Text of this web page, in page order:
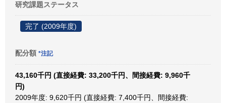
研究課題ステータス
完了 (2009年度)
配分額 *注記
43,160千円 (直接経費: 33,200千円、間接経費: 9,960千
円)
2009年度: 9,620千円 (直接経費: 7,400千円、間接経費: